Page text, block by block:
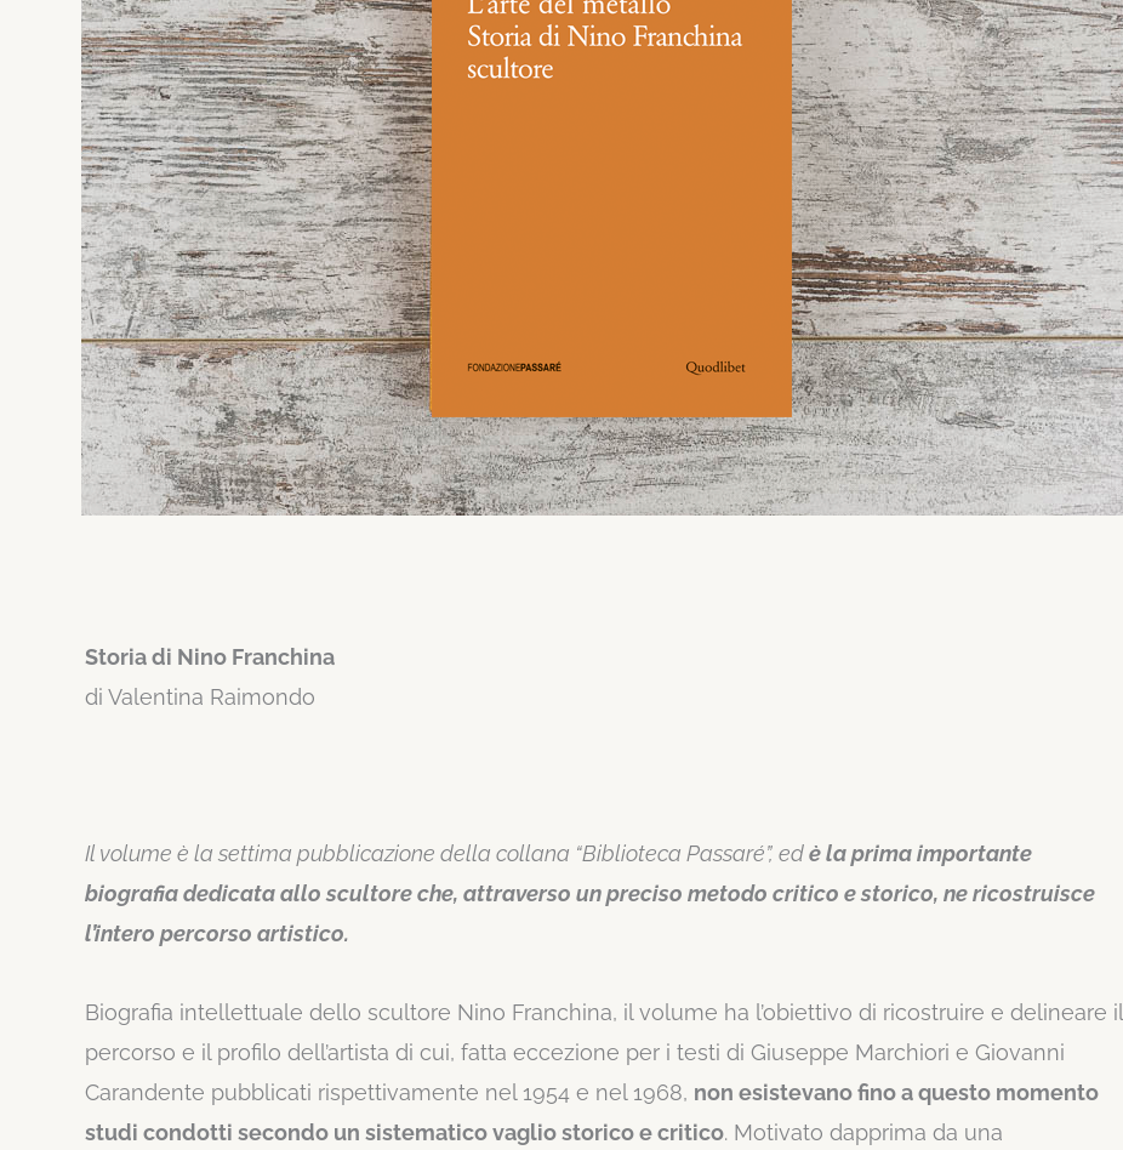
Storia di Nino Franchina
di Valentina Raimondo
Il volume è la settima pubblicazione della collana “Biblioteca Passaré”, edè la prima importante
biografia dedicata allo scultore che, attraverso un preciso metodo critico e storico, ne ricostruisce
l’intero percorso artistico.
Biografia intellettuale dello scultore Nino Franchina, il volume ha l’obiettivo di ricostruire e delineare il
percorso e il profilo dell’artista di cui, fatta eccezione per i testi di Giuseppe Marchiori e Giovanni
Carandente pubblicati rispettivamente nel 1954 e nel 1968, non esistevano fino a questo momento
studi condotti secondo un sistematico vaglio storico e critico. Motivato dapprima da una